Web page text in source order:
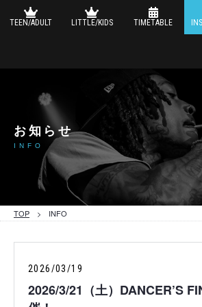
TEEN/ADULT LITTLE/KIDS TIMETABLE
お知らせ
INFO
TOP > INFO
2026/03/19
2026/3/21（土）DANCER’S